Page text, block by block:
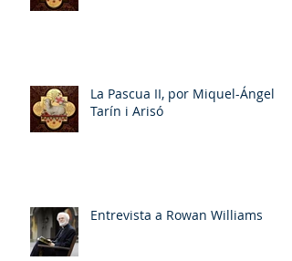
La Pascua II, por Miquel-Ángel
Tarín i Arisó
Entrevista a Rowan Williams